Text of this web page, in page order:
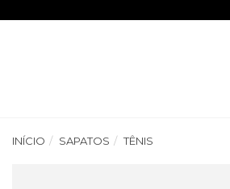
INÍCIO SAPATOS TÊNIS